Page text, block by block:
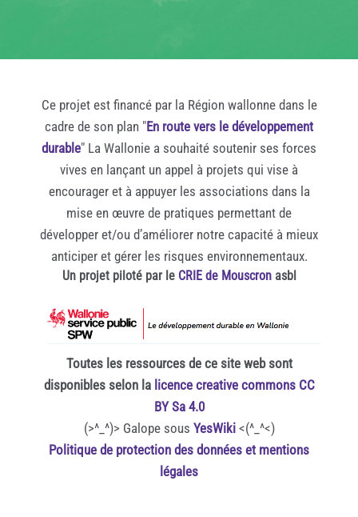
Ce projet est financé par la Région wallonne dans le
cadre de son plan "En route vers le développement
durable" La Wallonie a souhaité soutenir ses forces
vives en lançant un appel à projets qui vise à
encourager et à appuyer les associations dans la
mise en œuvre de pratiques permettant de
développer et/ou d’améliorer notre capacité à mieux
anticiper et gérer les risques environnementaux.
Un projet piloté par le CRIE de Mouscronasbl
Toutes les ressources de ce site web sont
disponibles selon la licence creative commons CC
BY Sa 4.0
(>^_^)> Galope sous YesWiki<(^_^<)
Politique de protection des données et mentions
légales